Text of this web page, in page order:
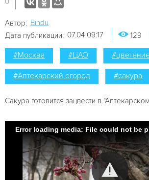
Автор: Bindu
Дата публикации: 07.04 09:17 129
#Москва #ЦАО
#Аптекарский огород #сакура
Сакура готовится зацвести в
Error loading media: File could not be